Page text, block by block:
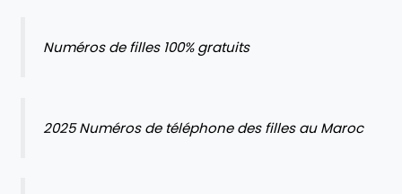
Numéros de filles 100% gratuits
2025 Numéros de téléphone des filles au Maroc